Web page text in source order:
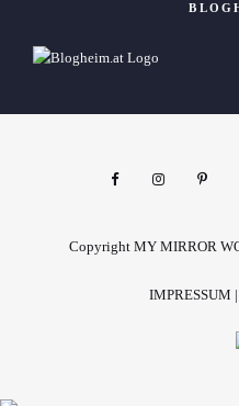
Copyright MY MIRROR
IMPRESSUM |